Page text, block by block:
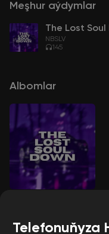
Meşhur aýdymlar
The Lost Soul
NBSLV
145
Albomlar
Telefonuňyza